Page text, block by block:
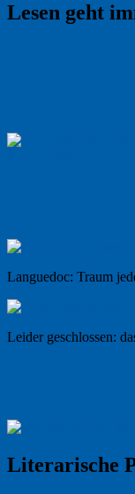
Lesen geht
Languedoc: Traum
Leider geschlossen:
Literarische